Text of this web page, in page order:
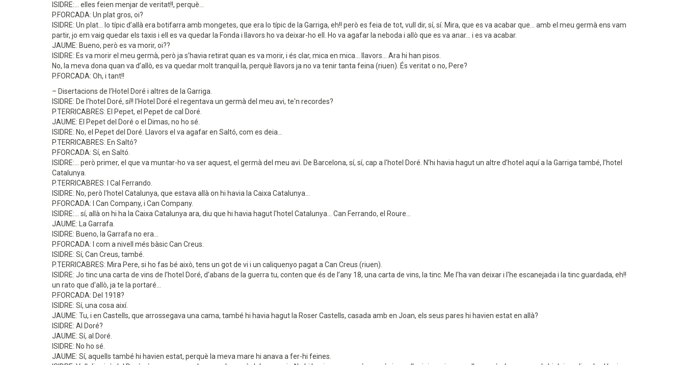
ISIDRE:... elles feien menjar de veritat!!, perquè...
P.FORCADA: Un plat gros, oi?
ISIDRE: Un plat... lo típic d’allà era botifarra amb mongetes, que era lo típic de la Garriga, eh!! però es feia de tot, vull dir, sí, sí. Mira, que es va acabar que... amb el meu germà ens vam
partir, jo em vaig quedar els taxis i ell es va quedar la Fonda i llavors ho va deixar-ho ell. Ho va agafar la neboda i allò que es va anar... i es va acabar.
JAUME: Bueno, però es va morir, oi??
ISIDRE: Es va morir el meu germà, però ja s’havia retirat quan es va morir, i és clar, mica en mica... llavors... Ara hi han pisos.
No, la meva dona quan va d’allò, es va quedar molt tranquil·la, perquè llavors ja no va tenir tanta feina (riuen). És veritat o no, Pere?
P.FORCADA: Oh, i tant!!
– Disertacions de l’Hotel Doré i altres de la Garriga.
ISIDRE: De l'hotel Doré, sí!! l'Hotel Doré el regentava un germà del meu avi, te'n recordes?
P.TERRICABRES: El Pepet, el Pepet de cal Doré.
JAUME: El Pepet del Doré o el Dimas, no ho sé.
ISIDRE: No, el Pepet del Doré. Llavors el va agafar en Saltó, com es deia...
P.TERRICABRES: En Saltó?
P.FORCADA: Sí, en Saltó.
ISIDRE:... però primer, el que va muntar-ho va ser aquest, el germà del meu avi. De Barcelona, sí, sí, cap a l'hotel Doré. N’hi havia hagut un altre d’hotel aquí a la Garriga també, l’hotel
Catalunya.
P.TERRICABRES: I Cal Ferrando.
ISIDRE: No, però l'hotel Catalunya, que estava allà on hi havia la Caixa Catalunya...
P.FORCADA: I Can Company, i Can Company.
ISIDRE:... sí, allà on hi ha la Caixa Catalunya ara, diu que hi havia hagut l'hotel Catalunya... Can Ferrando, el Roure...
JAUME: La Garrafa.
ISIDRE: Bueno, la Garrafa no era...
P.FORCADA: I com a nivell més bàsic Can Creus.
ISIDRE: Sí, Can Creus, també.
P.TERRICABRES: Mira Pere, si ho fas bé això, tens un got de vi i un caliquenyo pagat a Can Creus (riuen).
ISIDRE: Jo tinc una carta de vins de l'hotel Doré, d'abans de la guerra tu, conten que és de l’any 18, una carta de vins, la tinc. Me l'ha van deixar i l'he escanejada i la tinc guardada, eh!!
un rato que d'allò, ja te la portaré...
P.FORCADA: Del 1918?
ISIDRE: Sí, una cosa així.
JAUME: Tu, i en Castells, que arrossegava una cama, també hi havia hagut la Roser Castells, casada amb en Joan, els seus pares hi havien estat en allà?
ISIDRE: Al Doré?
JAUME: Sí, al Doré.
ISIDRE: No ho sé.
JAUME: Sí, aquells també hi havien estat, perquè la meva mare hi anava a fer-hi feines.